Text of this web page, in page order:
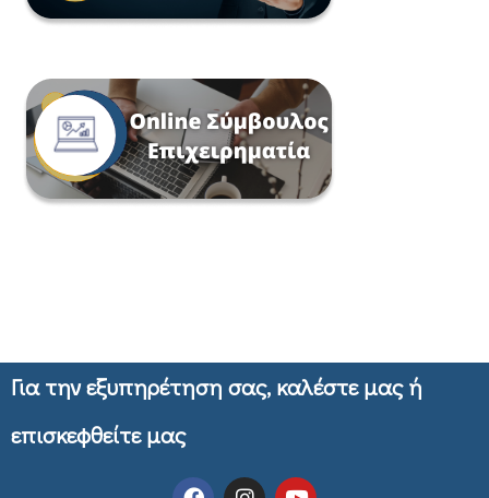
Για την εξυπηρέτηση σας, καλέστε μας ή
επισκεφθείτε μας